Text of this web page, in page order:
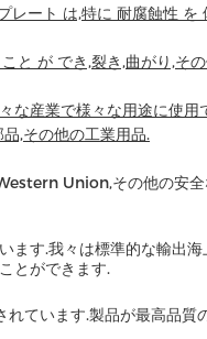
レート は,特に 耐腐蝕性 を
と が でき,裂き,曲がり,そ
な産業で様々な用途に使用
,その他の工業用品.
Union,その他の安
ます.我々は標準的な輸出
とができます.
ています.製品が最高品質